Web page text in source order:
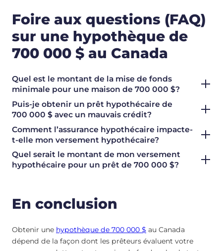
Foire aux questions (FAQ)
sur une hypothèque de
700 000 $ au Canada
Quel est le montant de la mise de fonds
minimale pour une maison de 700 000 $?
Puis-je obtenir un prêt hypothécaire de
700 000 $ avec un mauvais crédit?
Comment l’assurance hypothécaire impacte-
t-elle mon versement hypothécaire?
Quel serait le montant de mon versement
hypothécaire pour un prêt de 700 000 $?
En conclusion
Obtenir une hypothèque de 700 000 $ au Canada
dépend de la façon dont les prêteurs évaluent votre